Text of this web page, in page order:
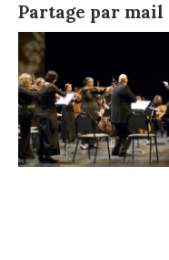
Partage par mail